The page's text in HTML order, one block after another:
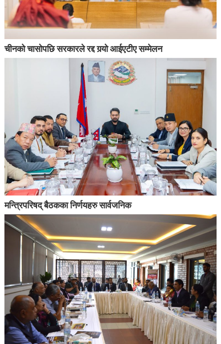
चीनको चासोपछि सरकारले रद्द गर्‍यो आईएटीए सम्मेलन
मन्त्रिपरिषद् बैठकका निर्णयहरु सार्वजनिक